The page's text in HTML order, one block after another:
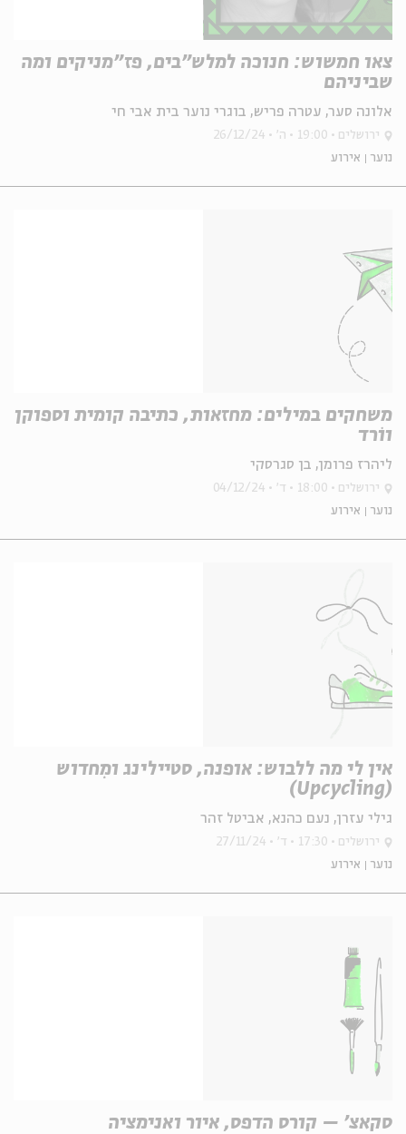
צאו חמשוש: חנוכה למלש״בים, פז״מניקים ומה
שביניהם
אלונה סער, עטרה פריש, בוגרי נוער בית אבי חי
נוער אירוע
ירושלים 19:00 ה' 26/12/24
משחקים במילים: מחזאות, כתיבה קומית וספוקן
ווֹרד
ליהרז פרומן, בן סגרסקי
נוער אירוע
ירושלים 18:00 ד' 04/12/24
אין לי מה ללבוש: אופנה, סטיילינג ומִחדוש
(Upcycling)
גילי עזרן, נעם כהנא, אביטל זהר
נוער אירוע
ירושלים 17:30 ד' 27/11/24
סקאצ' – קורס הדפס, איור ואנימציה